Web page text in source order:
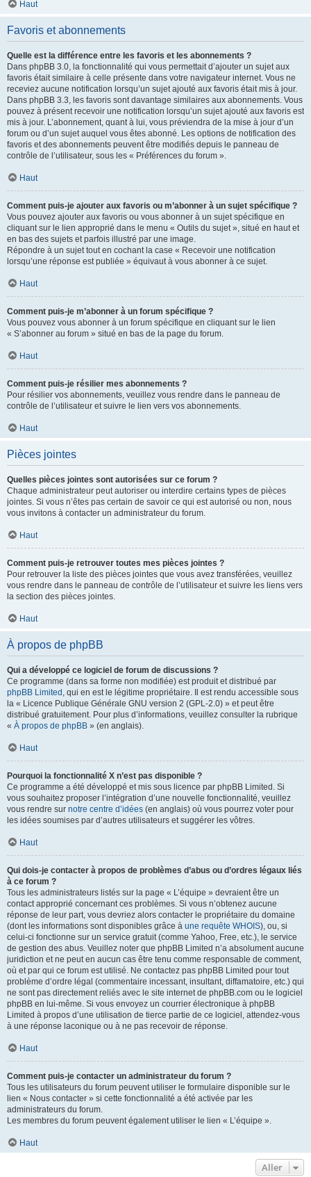
Haut
Favoris et abonnements
Quelle est la différence entre les favoris et les abonnements ?
Dans phpBB 3.0, la fonctionnalité qui vous permettait d’ajouter un sujet aux
favoris était similaire à celle présente dans votre navigateur internet. Vous ne
receviez aucune notification lorsqu’un sujet ajouté aux favoris était mis à jour.
Dans phpBB 3.3, les favoris sont davantage similaires aux abonnements. Vous
pouvez à présent recevoir une notification lorsqu’un sujet ajouté aux favoris est
mis à jour. L’abonnement, quant à lui, vous préviendra de la mise à jour d’un
forum ou d’un sujet auquel vous êtes abonné. Les options de notification des
favoris et des abonnements peuvent être modifiés depuis le panneau de
contrôle de l’utilisateur, sous les « Préférences du forum ».
Haut
Comment puis-je ajouter aux favoris ou m’abonner à un sujet spécifique ?
Vous pouvez ajouter aux favoris ou vous abonner à un sujet spécifique en
cliquant sur le lien approprié dans le menu « Outils du sujet », situé en haut et
en bas des sujets et parfois illustré par une image.
Répondre à un sujet tout en cochant la case « Recevoir une notification
lorsqu’une réponse est publiée » équivaut à vous abonner à ce sujet.
Haut
Comment puis-je m’abonner à un forum spécifique ?
Vous pouvez vous abonner à un forum spécifique en cliquant sur le lien
« S’abonner au forum » situé en bas de la page du forum.
Haut
Comment puis-je résilier mes abonnements ?
Pour résilier vos abonnements, veuillez vous rendre dans le panneau de
contrôle de l’utilisateur et suivre le lien vers vos abonnements.
Haut
Pièces jointes
Quelles pièces jointes sont autorisées sur ce forum ?
Chaque administrateur peut autoriser ou interdire certains types de pièces
jointes. Si vous n’êtes pas certain de savoir ce qui est autorisé ou non, nous
vous invitons à contacter un administrateur du forum.
Haut
Comment puis-je retrouver toutes mes pièces jointes ?
Pour retrouver la liste des pièces jointes que vous avez transférées, veuillez
vous rendre dans le panneau de contrôle de l’utilisateur et suivre les liens vers
la section des pièces jointes.
Haut
À propos de phpBB
Qui a développé ce logiciel de forum de discussions ?
Ce programme (dans sa forme non modifiée) est produit et distribué par
phpBB Limited , qui en est le légitime propriétaire. Il est rendu accessible sous
la « Licence Publique Générale GNU version 2 (GPL-2.0) » et peut être
distribué gratuitement. Pour plus d’informations, veuillez consulter la rubrique
« À propos de phpBB » (en anglais).
Haut
Pourquoi la fonctionnalité X n’est pas disponible ?
Ce programme a été développé et mis sous licence par phpBB Limited. Si
vous souhaitez proposer l’intégration d’une nouvelle fonctionnalité, veuillez
vous rendre sur notre centre d’idées (en anglais) où vous pourrez voter pour
les idées soumises par d’autres utilisateurs et suggérer les vôtres.
Haut
Qui dois-je contacter à propos de problèmes d’abus ou d’ordres légaux liés
à ce forum ?
Tous les administrateurs listés sur la page « L’équipe » devraient être un
contact approprié concernant ces problèmes. Si vous n’obtenez aucune
réponse de leur part, vous devriez alors contacter le propriétaire du domaine
(dont les informations sont disponibles grâce à une requête WHOIS), ou, si
celui-ci fonctionne sur un service gratuit (comme Yahoo, Free, etc.), le service
de gestion des abus. Veuillez noter que phpBB Limited n’a absolument aucune
juridiction et ne peut en aucun cas être tenu comme responsable de comment,
où et par qui ce forum est utilisé. Ne contactez pas phpBB Limited pour tout
problème d’ordre légal (commentaire incessant, insultant, diffamatoire, etc.) qui
ne sont pas directement reliés avec le site internet de phpBB.com ou le logiciel
phpBB en lui-même. Si vous envoyez un courrier électronique à phpBB
Limited à propos d’une utilisation de tierce partie de ce logiciel, attendez-vous
à une réponse laconique ou à ne pas recevoir de réponse.
Haut
Comment puis-je contacter un administrateur du forum ?
Tous les utilisateurs du forum peuvent utiliser le formulaire disponible sur le
lien « Nous contacter » si cette fonctionnalité a été activée par les
administrateurs du forum.
Les membres du forum peuvent également utiliser le lien « L’équipe ».
Haut
Aller